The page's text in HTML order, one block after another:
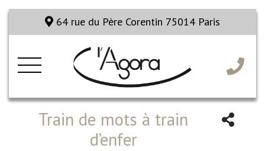
64 rue du Père Corentin 75014 Paris
Train de mots à train
d’enfer